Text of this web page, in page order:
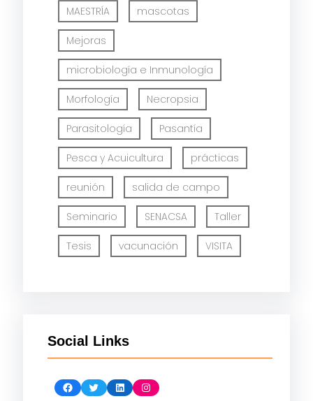
MAESTRÍA mascotas
Mejoras
microbiología e Inmunología
Morfología Necropsia
Parasitología Pasantía
Pesca y Acuicultura prácticas
reunión salida de campo
Seminario SENACSA Taller
Tesis vacunación VISITA
Social Links
Facebook Twitter LinkedIn Instagram